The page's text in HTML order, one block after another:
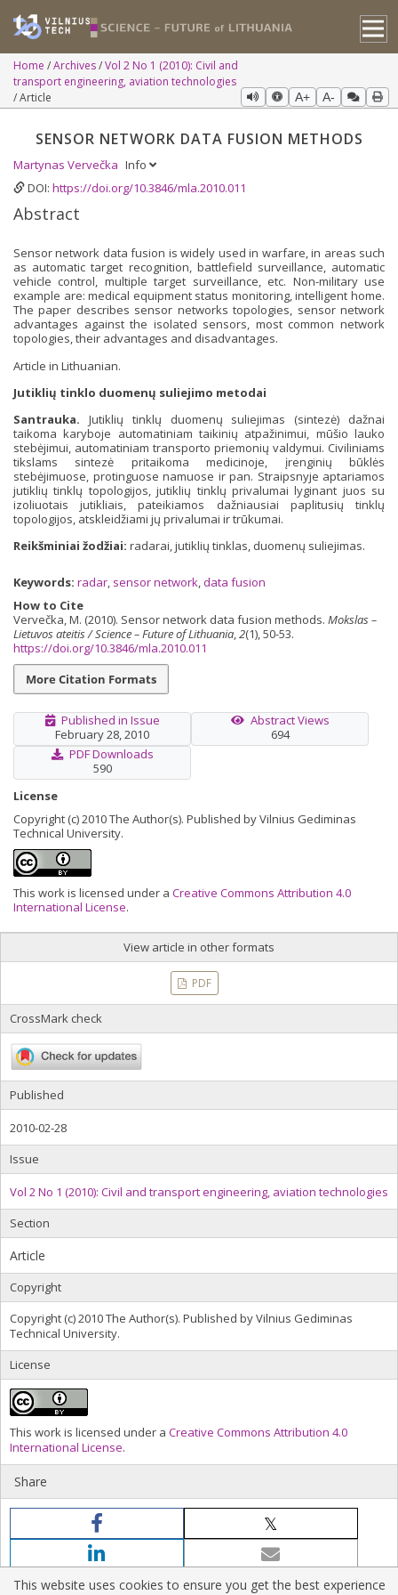
Home Archives Vol 2 No 1 (2010): Civil and
transport engineering, aviation technologies
Article
A+ A-
SENSOR NETWORK DATA FUSION METHODS
Martynas Vervečka Info
DOI: https://doi.org/10.3846/mla.2010.011
Abstract
Sensor network data fusion is widely used in warfare, in areas such
as automatic target recognition, battlefield surveillance, automatic
vehicle control, multiple target surveillance, etc. Non-military use
example are: medical equipment status monitoring, intelligent home.
The paper describes sensor networks topologies, sensor network
advantages against the isolated sensors, most common network
topologies, their advantages and disadvantages.
Article in Lithuanian.
Jutiklių tinklo duomenų suliejimo metodai
Santrauka. Jutiklių tinklų duomenų suliejimas (sintezė) dažnai
taikoma karyboje automatiniam taikinių atpažinimui, mūšio lauko
stebėjimui, automatiniam transporto priemonių valdymui. Civiliniams
tikslams sintezė pritaikoma medicinoje, įrenginių būklės
stebėjimuose, protinguose namuose ir pan. Straipsnyje aptariamos
jutiklių tinklų topologijos, jutiklių tinklų privalumai lyginant juos su
izoliuotais jutikliais, pateikiamos dažniausiai paplitusių tinklų
topologijos, atskleidžiami jų privalumai ir trūkumai.
Reikšminiai žodžiai: radarai, jutiklių tinklas, duomenų suliejimas.
Keywords: radar, sensor network,data fusion
How to Cite
Vervečka, M. (2010). Sensor network data fusion methods. Mokslas –
Lietuvos ateitis / Science – Future of Lithuania,2(1), 50-53.
https://doi.org/10.3846/mla.2010.011
More Citation Formats
Published in Issue
February 28, 2010
Abstract Views
694
PDF Downloads
590
License
Copyright (c) 2010 The Author(s). Published by Vilnius Gediminas
Technical University.
This work is licensed under a Creative Commons Attribution 4.0
International License.
View article in other formats
PDF
CrossMark check
Published
2010-02-28
Issue
Vol 2 No 1 (2010): Civil and transport engineering, aviation technologies
Section
Article
Copyright
Copyright (c) 2010 The Author(s). Published by Vilnius Gediminas
Technical University.
License
This work is licensed under a Creative Commons Attribution 4.0
International License.
Share
This website uses cookies to ensure you get the best experience